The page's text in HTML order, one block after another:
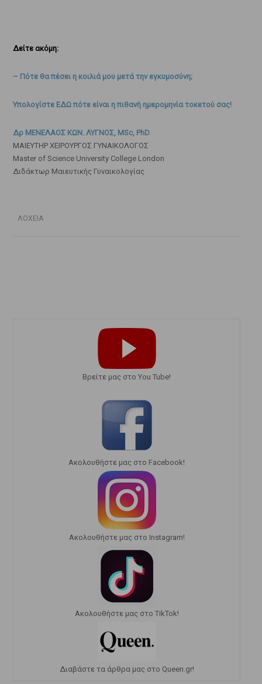
Δείτε ακόμη:
– Πότε θα πέσει η κοιλιά μου μετά την εγκυμοσύνη;
Υπολογίστε ΕΔΩ πότε είναι η πιθανή ημερομηνία τοκετού σας!
Δρ ΜΕΝΕΛΑΟΣ ΚΩΝ. ΛΥΓΝΟΣ, MSc, PhD
ΜΑΙΕΥΤΗΡ ΧΕΙΡΟΥΡΓΟΣ ΓΥΝΑΙΚΟΛΟΓΟΣ
Master of Science University College London
Διδάκτωρ Μαιευτικής Γυναικολογίας
ΛΟΧΕΙΑ
Bρείτε μας στο You Tube!
Ακολουθήστε μας στο Facebook!
Ακολουθήστε μας στο Instagram!
Ακολουθήστε μας στο TikTok!
Διαβάστε τα άρθρα μας στο Queen.gr!